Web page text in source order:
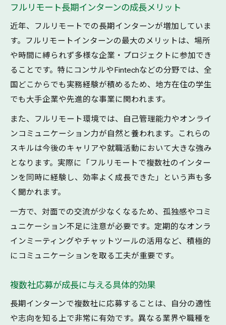
フルリモート長期インターンの成長メリット
近年、フルリモートでの長期インターンが増加していま
す。フルリモートインターンの最大のメリットは、場所
や時間に縛られず多様な企業・プロジェクトに参加でき
ることです。特にコンサルやFintechなどの分野では、全
国どこからでも実務経験が積めるため、地方在住の学生
でも大手企業や先進的な事業に関われます。
また、フルリモート環境では、自己管理能力やオンライ
ンコミュニケーション力が自然と養われます。これらの
スキルは今後のキャリアや就職活動において大きな強み
となります。実際に「フルリモートで複数社のインター
ンを同時に経験し、効率よく成長できた」という声も多
く聞かれます。
一方で、対面での交流が少なくなるため、孤独感やコミ
ュニケーション不足に注意が必要です。定期的なオンラ
インミーティングやチャットツールの活用など、積極的
にコミュニケーションを取る工夫が重要です。
複数社応募が成長に与える具体的効果
長期インターンで複数社に応募することは、自分の適性
や志向を知る上で非常に有効です。異なる業界や職種を